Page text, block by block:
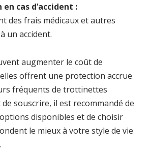
cas d’accident :
des frais médicaux et autres
un accident.
augmenter le coût de
elles offrent une protection accrue
fréquents de trottinettes
souscrire, il est recommandé de
disponibles et de choisir
le mieux à votre style de vie